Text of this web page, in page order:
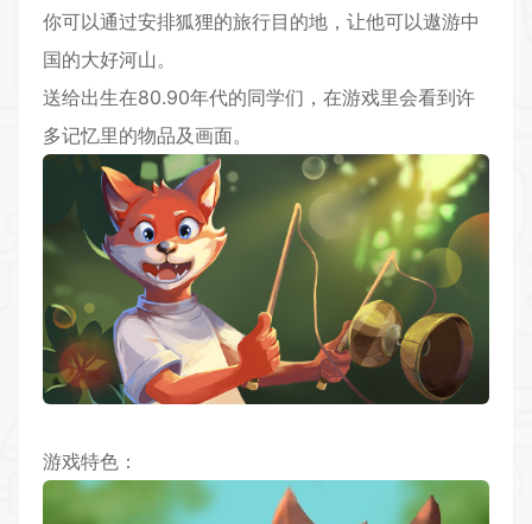
你可以通过安排狐狸的旅行目的地，让他可以遨游中
国的大好河山。
送给出生在80.90年代的同学们，在游戏里会看到许
多记忆里的物品及画面。
游戏特色：